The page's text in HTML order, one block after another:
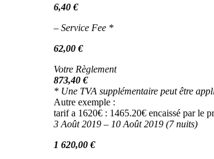
6,40 €
– Service Fee *
62,00 €
Votre Règlement
873,40 €
* Une TVA supplémentaire peut être
Autre exemple :
tarif a 1620€ : 1465.20€ encaissé par le
3 Août 2019 – 10 Août 2019 (7 nuits)
1 620,00 €